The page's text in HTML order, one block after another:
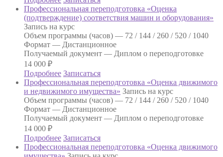
Профессиональная переподготовка «Оценка
(подтверждение) соответствия машин и оборудования»
Запись на курс
Объем программы (часов) — 72 / 144 / 260 / 520 / 1040
Формат — Дистанционное
Получаемый документ — Диплом о переподготовке
14 000 ₽
Подробнее Записаться
Профессиональная переподготовка «Оценка движимого
и недвижимого имущества» Запись на курс
Объем программы (часов) — 72 / 144 / 260 / 520 / 1040
Формат — Дистанционное
Получаемый документ — Диплом о переподготовке
14 000 ₽
Подробнее Записаться
Профессиональная переподготовка «Оценка движимого